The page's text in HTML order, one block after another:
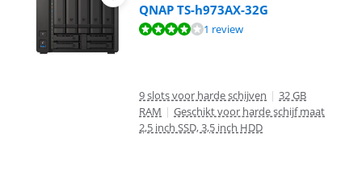
QNAP TS-h973AX-32G
Beoordeling is 8,0 van de 10, gebaseerd op 1 review.
1 review
9 slots voor harde schijven | 32 GB
RAM | Geschikt voor harde schijf maat
2,5 inch SSD, 3,5 inch HDD